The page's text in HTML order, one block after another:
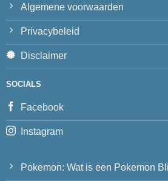
Algemene voorwaarden
Privacybeleid
Disclaimer
SOCIALS
Facebook
Instagram
Pokemon: Wat is een Pokemon